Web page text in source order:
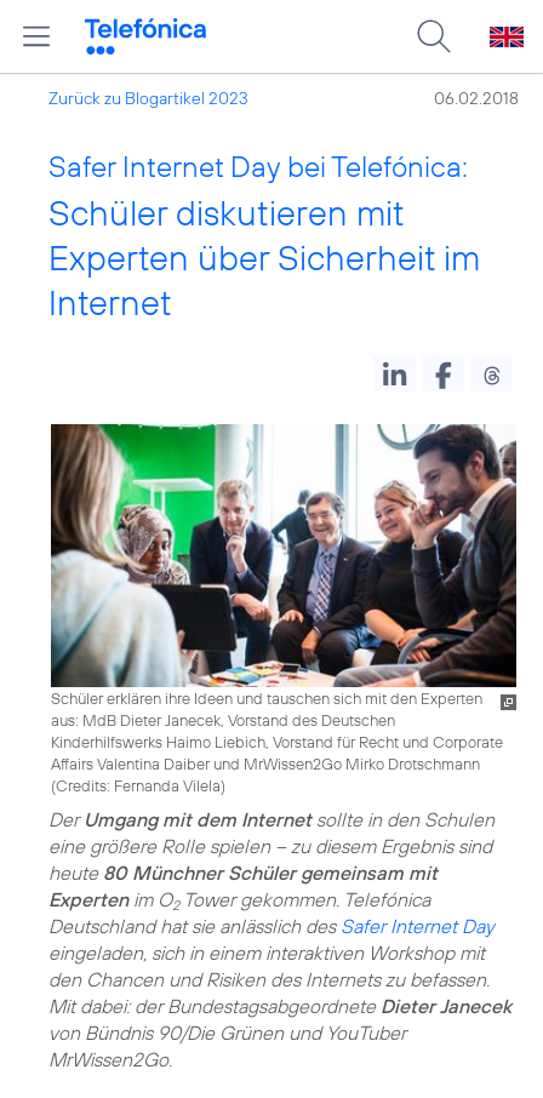
Zurück zu Blogartikel 2023 06.02.2018
Safer Internet Day bei Telefónica:
Schüler diskutieren mit
Experten über Sicherheit im
Internet
Schüler erklären ihre Ideen und tauschen sich mit den Experten
aus: MdB Dieter Janecek, Vorstand des Deutschen
Kinderhilfswerks Haimo Liebich, Vorstand für Recht und Corporate
Affairs Valentina Daiber und MrWissen2Go Mirko Drotschmann
(Credits: Fernanda Vilela)
Der Umgang mit dem Internetsollte in den Schulen
eine größere Rolle spielen – zu diesem Ergebnis sind
heute 80 Münchner Schüler gemeinsam mit
Expertenim O2Tower gekommen. Telefónica
Deutschland hat sie anlässlich des Safer Internet Day
eingeladen, sich in einem interaktiven Workshop mit
den Chancen und Risiken des Internets zu befassen.
Mit dabei: der Bundestagsabgeordnete Dieter Janecek
von Bündnis 90/Die Grünen und YouTuber
MrWissen2Go.